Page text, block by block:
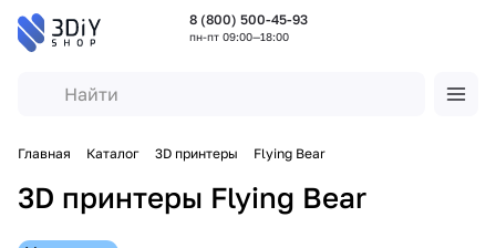
8 (800) 500-45-93
пн-пт 09:00—18:00
Главная Каталог 3D принтеры Flying Bear
3D принтеры Flying Bear